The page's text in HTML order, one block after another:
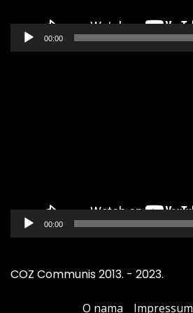
00:00
00:00
COZ Communis 2013. - 2023.
O nama Impressum